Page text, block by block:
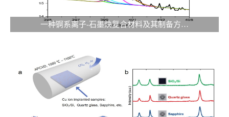
一种锕系离子-石墨炔复合材料及其制备方…